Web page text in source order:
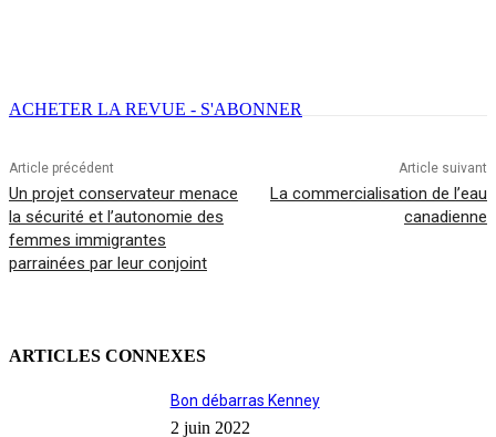
ACHETER LA REVUE - S'ABONNER
Article précédent
Un projet conservateur menace
la sécurité et l’autonomie des
femmes immigrantes
parrainées par leur conjoint
Article suivant
La commercialisation de l’eau
canadienne
ARTICLES CONNEXES
Bon débarras Kenney
2 juin 2022